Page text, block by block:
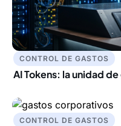
CONTROL DE GASTOS
AI Tokens: la unidad
CONTROL DE GASTOS